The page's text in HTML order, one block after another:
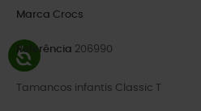
Marca Crocs
Referência 206990
Tamancos infantis Classic T